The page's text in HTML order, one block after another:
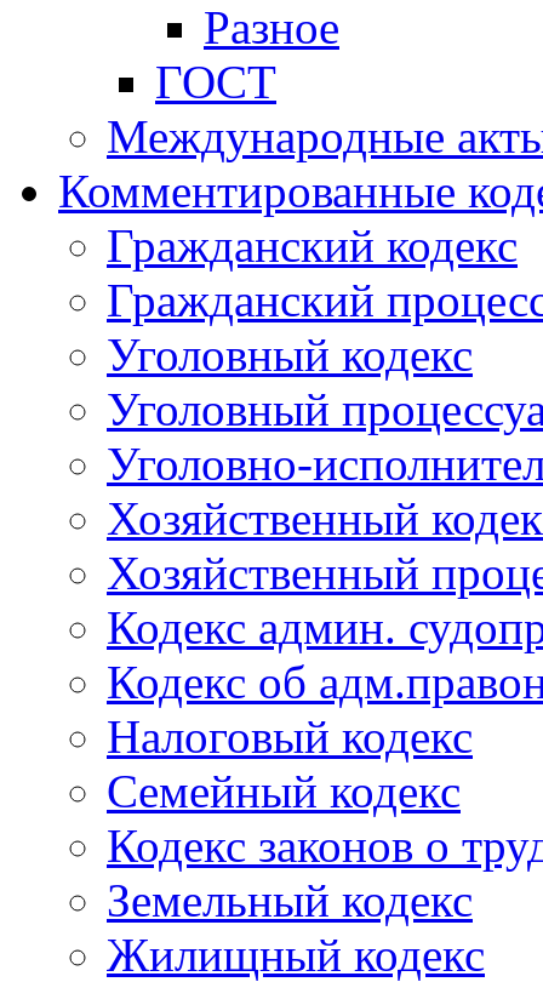
Разное
ГОСТ
Международные
Комментированные
Гражданский кодекс
Гражданский
Уголовный кодекс
Уголовный
Уголовно-
Хозяйственный
Хозяйственный
Кодекс админ.
Кодекс об
Налоговый кодекс
Семейный кодекс
Кодекс законов о
Земельный кодекс
Жилищный кодекс